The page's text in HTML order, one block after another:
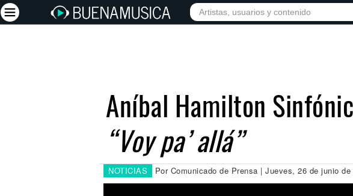
INICIO ARTISTAS RED SOCIAL
Aníbal Hamilton
“Voy pa’ allá”
NOTICIAS Por Comunicado de Prensa | Jueves, 26 de junio de